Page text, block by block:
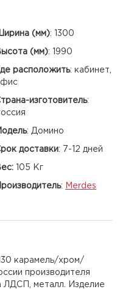
(мм): 1300
(мм): 1990
расположить: кабинет,
изготовитель:
: Домино
доставки: 7-12 дней
105 Кг
: Merdes
карамель/хром/
производителя
ЛДСП, металл. Изделие